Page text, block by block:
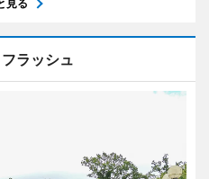
見る
ラッシュ